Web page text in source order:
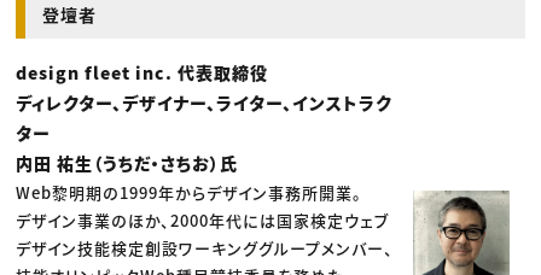
登壇者
design fleet inc. 代表取締役
ディレクター、デザイナー、ライター、インストラク
ター
内田 祐生（うちだ・さちお）氏
Web黎明期の1999年からデザイン事務所開業。
デザイン事業のほか、2000年代には国家検定ウェブ
デザイン技能検定創設ワーキンググループメンバー、